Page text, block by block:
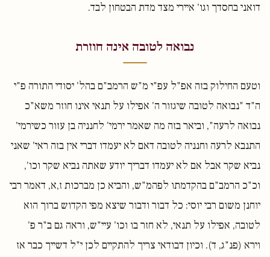
דואני בחסדך וגו' איירי מצד מדת הבטחון לבד.
נבואה לטובה אינה חוזרת
וטעם החילוק בזה אפ"ל עפ"י מ"ש הרמב"ם בהל' יסודי התורה פ"י
ה"ד "נבואה לטובה שיגזור ה' אפילו על תנאי אינו חוזר משא"כ
נבואה לרעה", וביאר בזה מה שאמר ירמי' לחנניה בן עזור כשירמי'
התנבא לרעה וחנניה לטובה דאם לא יעמדו דברי אין בזה ראי' שאני
נביא שקר אבל אם לא יעמדו דבריך יודע שאתה נביא שקר וכו',
וכ"כ הרמב"ם בהקדמתו לפהמ"ש, והביא כן מברכות ז,א, דאמר רבי
יוחנן משום רבי יוסי: כל דבור ודבור שיצא מפי הקדוש ברוך הוא
לטובה, אפילו על תנאי, לא חזר בו וכו' עיי"ש, וראה גם ב"ר פ'
וירא (פנ"ג, ד). וכיון דבודאי צריך להתקיים לכן י"ל דשייך כבר אז